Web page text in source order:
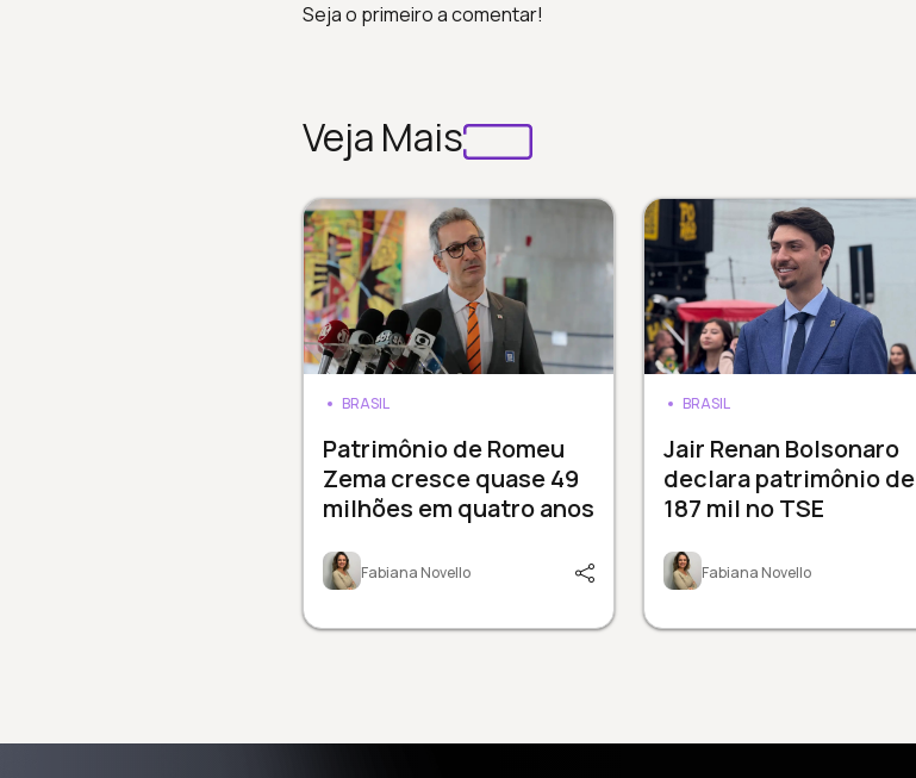
Seja o primeiro a comentar!
Veja Mais
BRASIL
Patrimônio de Romeu
Zema cresce quase 49
milhões em quatro anos
Fabiana Novello
BRASIL
Jair Renan Bolsonaro
declara patrimônio de
187 mil no TSE
Fabiana Novello